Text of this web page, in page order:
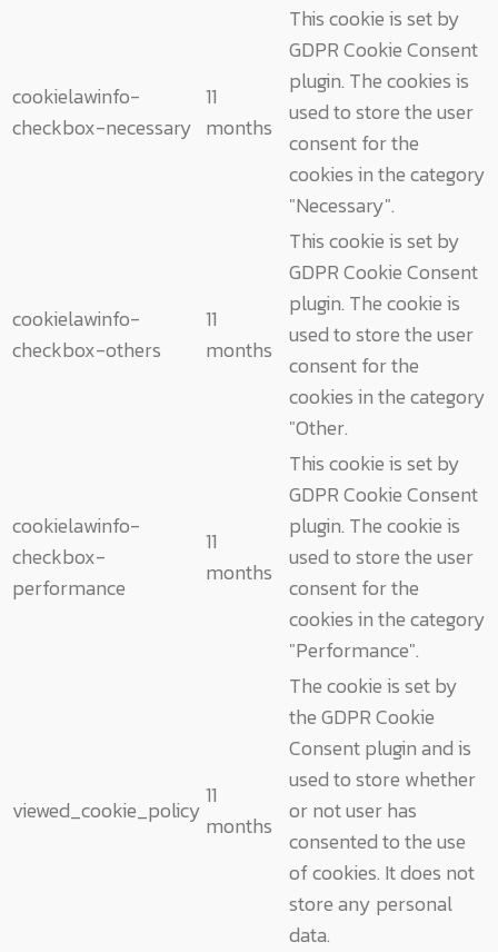
cookielawinfo-
checkbox-necessary
11
months
This cookie is set by
GDPR Cookie Consent
plugin. The cookies is
used to store the user
consent for the
cookies in the category
"Necessary".
cookielawinfo-
checkbox-others
11
months
This cookie is set by
GDPR Cookie Consent
plugin. The cookie is
used to store the user
consent for the
cookies in the category
"Other.
cookielawinfo-
checkbox-
performance
11
months
This cookie is set by
GDPR Cookie Consent
plugin. The cookie is
used to store the user
consent for the
cookies in the category
"Performance".
viewed_cookie_policy
11
months
The cookie is set by
the GDPR Cookie
Consent plugin and is
used to store whether
or not user has
consented to the use
of cookies. It does not
store any personal
data.